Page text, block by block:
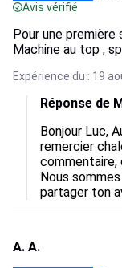
Avis vérifié
Pour une première
Machine au top ,
Expérience du : 19
Réponse de
Bonjour Luc,
remercier
commentaire,
Nous
partager ton
A. A.